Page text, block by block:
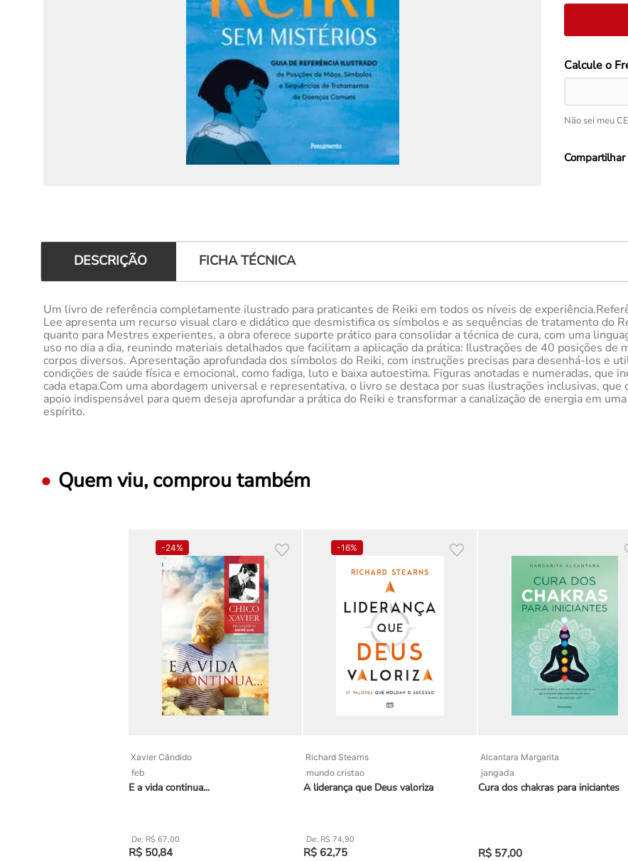
Não sei meu
Compartilhar
DESCRIÇÃO FICHA TÉCNICA
Um livro de referência completamente ilustrado para praticantes de Reiki em todos os níveis de
Lee apresenta um recurso visual claro e didático que desmistifica os símbolos e as sequências de tratamento do
quanto para Mestres experientes, a obra oferece suporte prático para consolidar a técnica de cura, com uma
uso no dia a dia, reunindo materiais detalhados que facilitam a aplicação da prática: Ilustrações de 40 posições de
corpos diversos. Apresentação aprofundada dos símbolos do Reiki, com instruções precisas para desenhá-los e
condições de saúde física e emocional, como fadiga, luto e baixa autoestima. Figuras anotadas e numeradas, que
cada etapa.Com uma abordagem universal e representativa, o livro se destaca por suas ilustrações inclusivas,
apoio indispensável para quem deseja aprofundar a prática do Reiki e transformar a canalização de energia em
espírito.
Quem viu, comprou também
-24%
Xavier Cândido
feb
E a vida continua...
R$ 67,00
R$ 50,84
-16%
Richard Stearns
mundo cristao
A liderança que Deus valoriza
R$ 74,90
R$ 62,75
Alcantara Margarita
jangada
Cura dos chakras para iniciantes
R$ 57,00